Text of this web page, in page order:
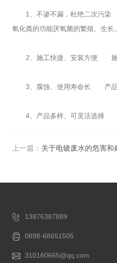
1、不渗不漏，杜绝二次污染 池
氧化粪的功能厌氧菌的繁殖、生长
2、施工快捷、安装方便 施工速
3、腐蚀、使用寿命长 产品耐
4、产品多样、可灵活选择 产
上一篇： 关于电镀废水的危害和
13876387889
0898-68651505
310160665@qq.com